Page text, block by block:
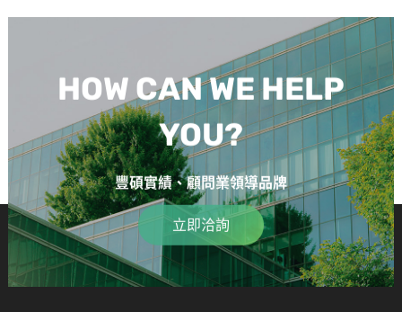
HOW CAN WE HELP
YOU?
豐碩實績、顧問業領導品牌
立即洽詢